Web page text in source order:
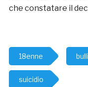
che constatare il
18enne
suicidio